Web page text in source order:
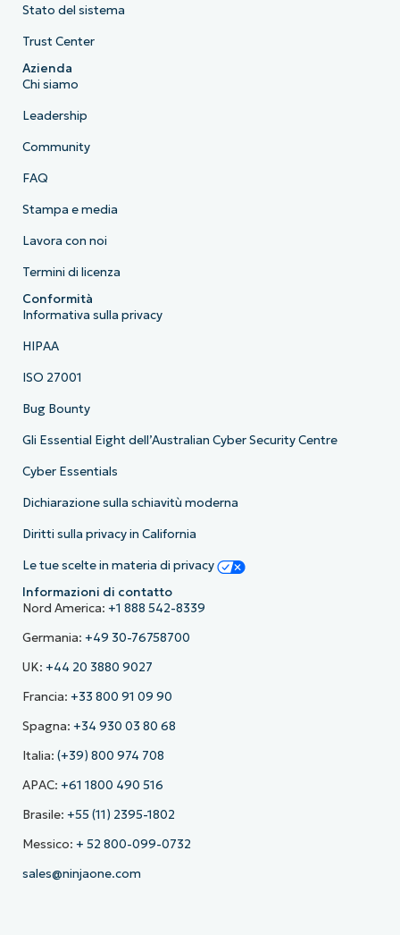
Stato del sistema
Trust Center
Azienda
Chi siamo
Leadership
Community
FAQ
Stampa e media
Lavora con noi
Termini di licenza
Conformità
Informativa sulla privacy
HIPAA
ISO 27001
Bug Bounty
Gli Essential Eight dell’Australian Cyber Security Centre
Cyber Essentials
Dichiarazione sulla schiavitù moderna
Diritti sulla privacy in California
Le tue scelte in materia di privacy
Informazioni di contatto
Nord America: +1 888 542-8339
Germania: +49 30-76758700
UK: +44 20 3880 9027
Francia: +33 800 91 09 90
Spagna: +34 930 03 80 68
Italia: (+39) 800 974 708
APAC: +61 1800 490 516
Brasile: +55 (11) 2395-1802
Messico: + 52 800-099-0732
sales@ninjaone.com